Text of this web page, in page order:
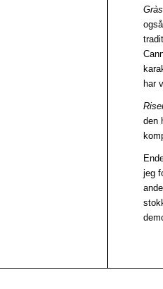
har
den
jeg